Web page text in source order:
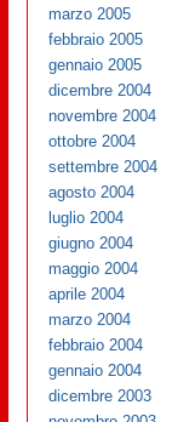
marzo 2005
febbraio 2005
gennaio 2005
dicembre 2004
novembre 2004
ottobre 2004
settembre 2004
agosto 2004
luglio 2004
giugno 2004
maggio 2004
aprile 2004
marzo 2004
febbraio 2004
gennaio 2004
dicembre 2003